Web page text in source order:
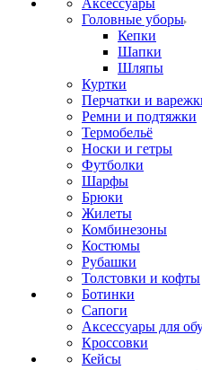
Аксессуары
Головные уборы
Кепки
Шапки
Шляпы
Куртки
Перчатки и
Ремни и подтяжки
Термобельё
Носки и гетры
Футболки
Шарфы
Брюки
Жилеты
Комбинезоны
Костюмы
Рубашки
Толстовки и кофты
Ботинки
Сапоги
Аксессуары для
Кроссовки
Кейсы